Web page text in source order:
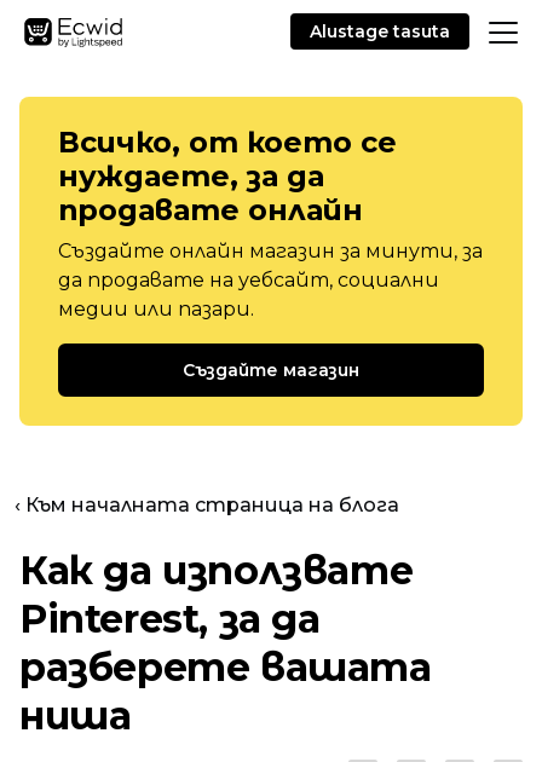
Alustage tasuta
Всичко, от което се
нуждаете, за да
продавате онлайн
Създайте онлайн магазин за минути, за
да продавате на уебсайт, социални
медии или пазари.
Създайте магазин
‹ Към началната страница на блога
Как да използвате
Pinterest, за да
разберете вашата
ниша